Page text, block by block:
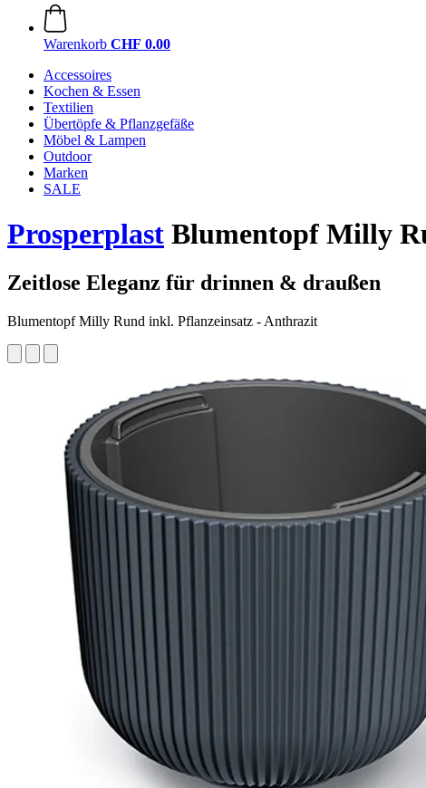
Warenkorb CHF 0.00
Accessoires
Kochen & Essen
Textilien
Übertöpfe & Pflanzgefäße
Möbel & Lampen
Outdoor
Marken
SALE
Prosperplast Blumentopf Milly
Zeitlose Eleganz für drinnen & draußen
Blumentopf Milly Rund inkl. Pflanzeinsatz - Anthrazit